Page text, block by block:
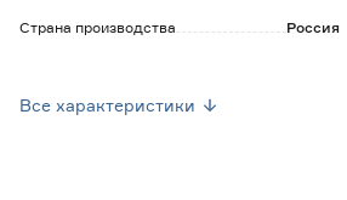
Страна производства Россия
Все характеристики